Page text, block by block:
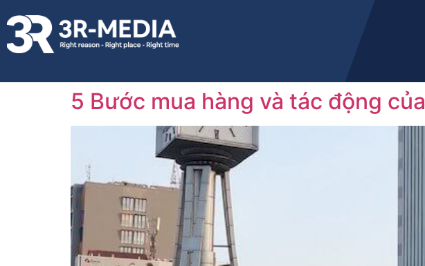
5 Bước mua hàng và tác động